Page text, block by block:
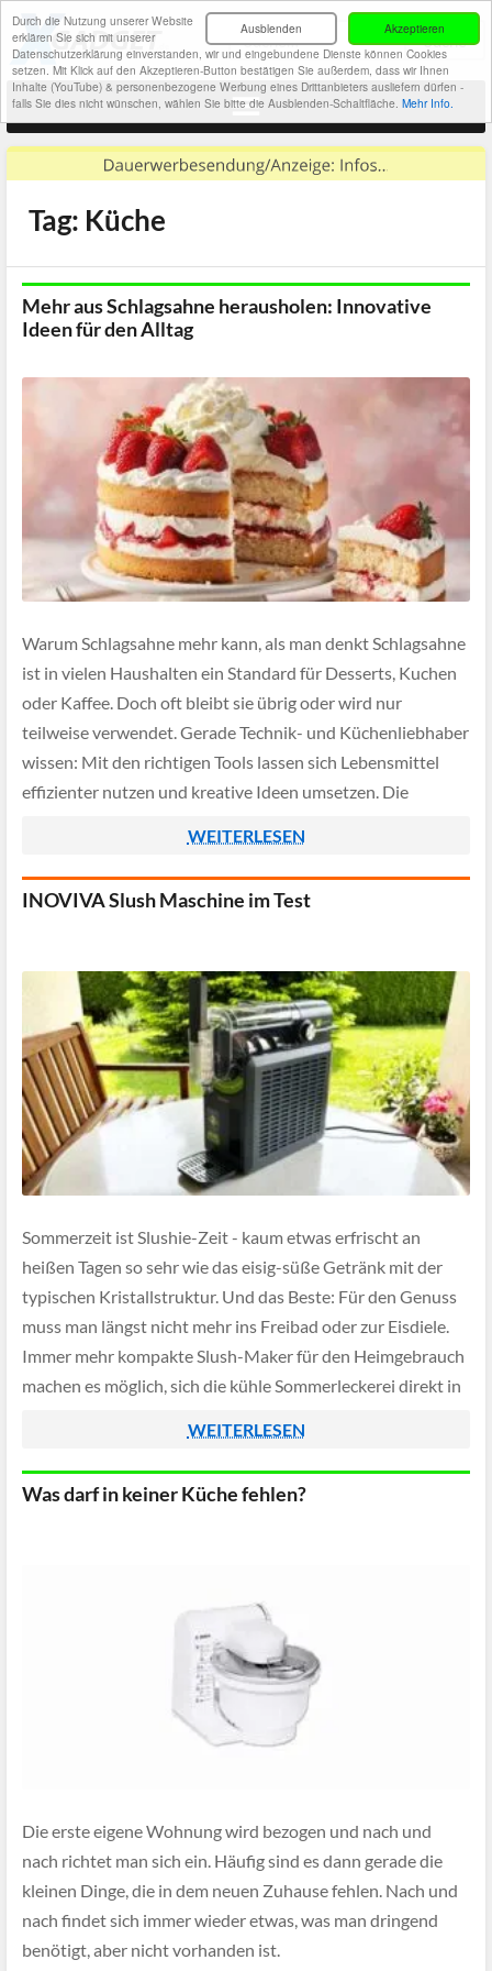
Akzeptieren
Ausblenden
Durch die Nutzung unserer Website
erklären Sie sich mit unserer
Datenschutzerklärung einverstanden, wir und eingebundene Dienste können Cookies
setzen. Mit Klick auf den Akzeptieren-Button bestätigen Sie außerdem, dass wir Ihnen
Inhalte (YouTube) & personenbezogene Werbung eines Drittanbieters ausliefern dürfen -
falls Sie dies nicht wünschen, wählen Sie bitte die Ausblenden-Schaltfläche. Mehr Info.
Tag: Küche
Mehr aus Schlagsahne herausholen: Innovative
Ideen für den Alltag
Warum Schlagsahne mehr kann, als man denkt Schlagsahne
ist in vielen Haushalten ein Standard für Desserts, Kuchen
oder Kaffee. Doch oft bleibt sie übrig oder wird nur
teilweise verwendet. Gerade Technik- und Küchenliebhaber
wissen: Mit den richtigen Tools lassen sich Lebensmittel
effizienter nutzen und kreative Ideen umsetzen. Die
WEITERLESEN
INOVIVA Slush Maschine im Test
Sommerzeit ist Slushie-Zeit - kaum etwas erfrischt an
heißen Tagen so sehr wie das eisig-süße Getränk mit der
typischen Kristallstruktur. Und das Beste: Für den Genuss
muss man längst nicht mehr ins Freibad oder zur Eisdiele.
Immer mehr kompakte Slush-Maker für den Heimgebrauch
machen es möglich, sich die kühle Sommerleckerei direkt in
WEITERLESEN
Was darf in keiner Küche fehlen?
Die erste eigene Wohnung wird bezogen und nach und
nach richtet man sich ein. Häufig sind es dann gerade die
kleinen Dinge, die in dem neuen Zuhause fehlen. Nach und
nach findet sich immer wieder etwas, was man dringend
benötigt, aber nicht vorhanden ist.